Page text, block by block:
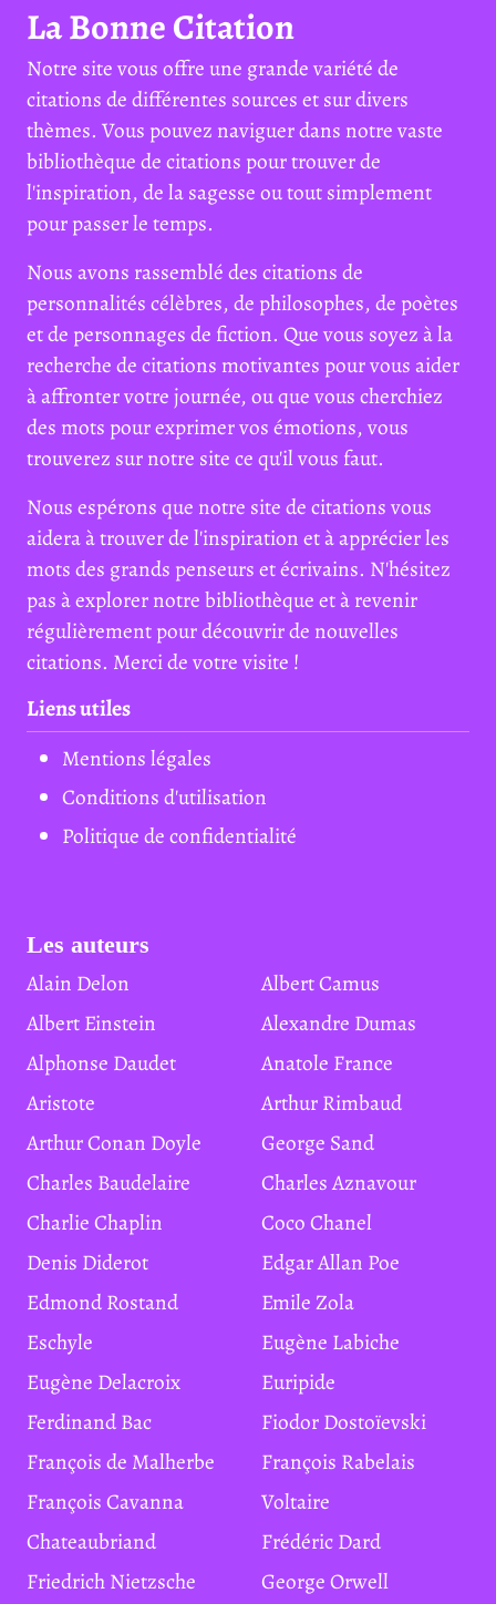
La Bonne Citation
Notre site vous offre une grande variété de
citations de différentes sources et sur divers
thèmes. Vous pouvez naviguer dans notre vaste
bibliothèque de citations pour trouver de
l'inspiration, de la sagesse ou tout simplement
pour passer le temps.
Nous avons rassemblé des citations de
personnalités célèbres, de philosophes, de poètes
et de personnages de fiction. Que vous soyez à la
recherche de citations motivantes pour vous aider
à affronter votre journée, ou que vous cherchiez
des mots pour exprimer vos émotions, vous
trouverez sur notre site ce qu'il vous faut.
Nous espérons que notre site de citations vous
aidera à trouver de l'inspiration et à apprécier les
mots des grands penseurs et écrivains. N'hésitez
pas à explorer notre bibliothèque et à revenir
régulièrement pour découvrir de nouvelles
citations. Merci de votre visite !
Liens utiles
Mentions légales
Conditions d'utilisation
Politique de confidentialité
Les auteurs
Alain Delon
Albert Camus
Albert Einstein
Alexandre Dumas
Alphonse Daudet
Anatole France
Aristote
Arthur Rimbaud
Arthur Conan Doyle
George Sand
Charles Baudelaire
Charles Aznavour
Charlie Chaplin
Coco Chanel
Denis Diderot
Edgar Allan Poe
Edmond Rostand
Emile Zola
Eschyle
Eugène Labiche
Eugène Delacroix
Euripide
Ferdinand Bac
Fiodor Dostoïevski
François de Malherbe
François Rabelais
François Cavanna
Voltaire
Chateaubriand
Frédéric Dard
Friedrich Nietzsche
George Orwell